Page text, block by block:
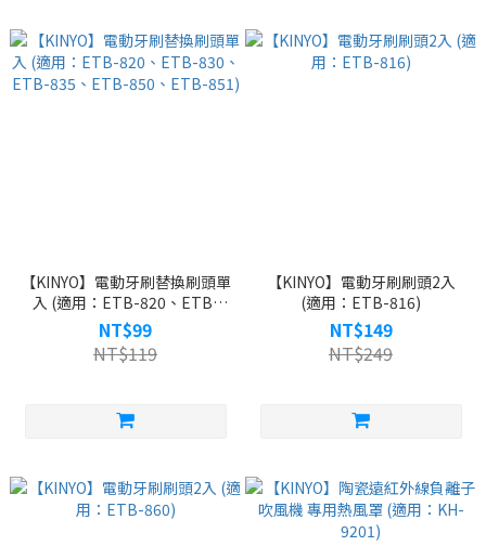
【KINYO】電動牙刷替換刷頭單
入 (適用：ETB-820、ETB-
830、ETB-835、ETB-850、
ETB-851)
NT$99
NT$119
【KINYO】電動牙刷刷頭2入
(適用：ETB-816)
NT$149
NT$249